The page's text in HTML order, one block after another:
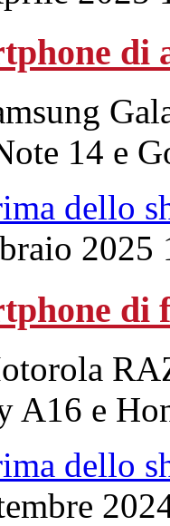
di
14 e
dello
2025
di
A16 e
dello